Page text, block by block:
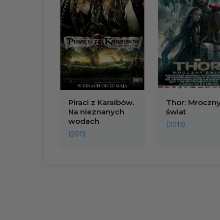
Piraci z Karaibów.
Na nieznanych
wodach
(2011)
Thor:
świat
(2013)